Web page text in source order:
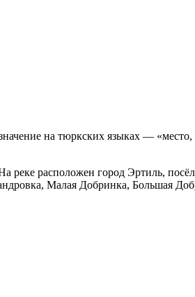
на тюркских языках —
расположен город Эртиль,
Малая Добринка, Большая